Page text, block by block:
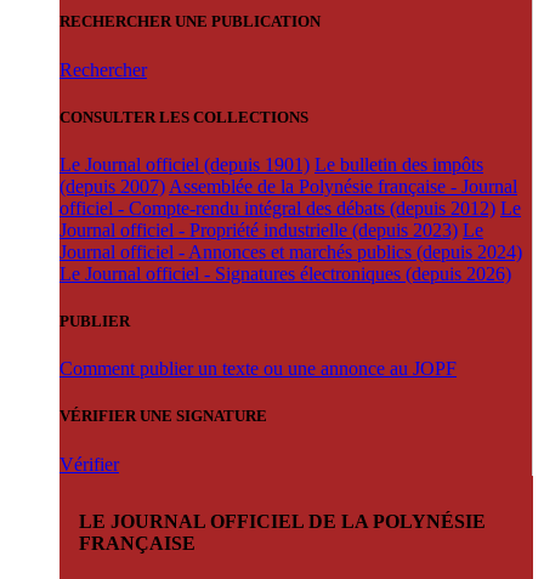
RECHERCHER UNE PUBLICATION
Rechercher
CONSULTER LES COLLECTIONS
Le Journal officiel (depuis 1901) Le bulletin des impôts
(depuis 2007) Assemblée de la Polynésie française - Journal
officiel - Compte-rendu intégral des débats (depuis 2012) Le
Journal officiel - Propriété industrielle (depuis 2023) Le
Journal officiel - Annonces et marchés publics (depuis 2024)
Le Journal officiel - Signatures électroniques (depuis 2026)
PUBLIER
Comment publier un texte ou une annonce au JOPF
VÉRIFIER UNE SIGNATURE
Vérifier
LE JOURNAL OFFICIEL DE LA POLYNÉSIE
FRANÇAISE